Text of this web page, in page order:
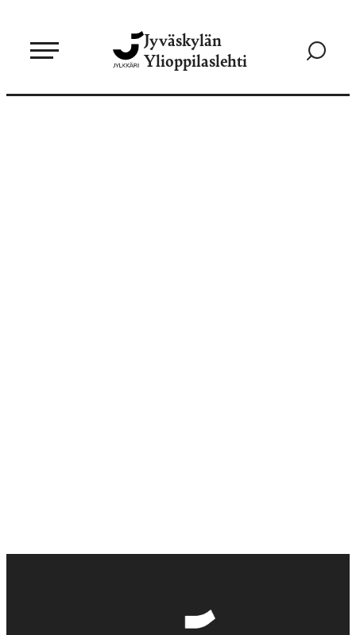
sisältöön
Jyväskylän
Ylioppilaslehti
Siirry